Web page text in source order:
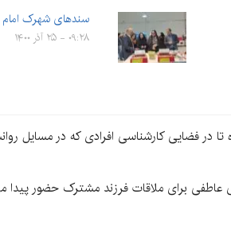
سندهای شهرک امام
۰۹:۲۸ - ۲۵ آذر ۱۴۰۰
تا در فضایی کارشناسی افرادی که در مسایل
عاطفی برای ملاقات فرزند مشترک حضور